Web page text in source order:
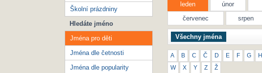
leden únor
červenec
srpen
Všechny jména
A B C Č D E F G H
W X Y Z Ž
Školní prázdniny
Hledáte jméno
Jména pro děti
Jména dle četnosti
Jména dle popularity